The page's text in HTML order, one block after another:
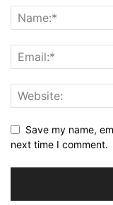
Save my name,
next time I comment.